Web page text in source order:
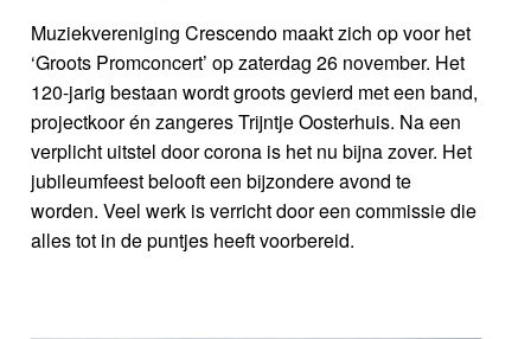
Muziekvereniging Crescendo maakt zich op voor het
‘Groots Promconcert’ op zaterdag 26 november. Het
120-jarig bestaan wordt groots gevierd met een band,
projectkoor én zangeres Trijntje Oosterhuis. Na een
verplicht uitstel door corona is het nu bijna zover. Het
jubileumfeest belooft een bijzondere avond te
worden. Veel werk is verricht door een commissie die
alles tot in de puntjes heeft voorbereid.